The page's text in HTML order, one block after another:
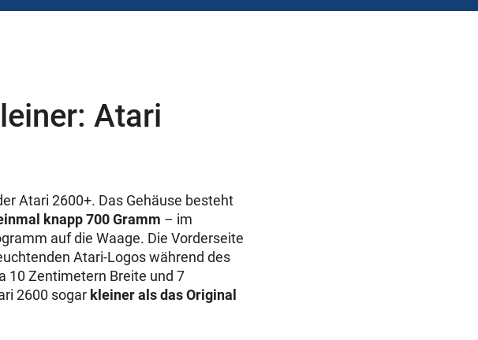
Atari
Atari 2600+. Das Gehäuse besteht
knapp 700 Gramm – im
auf die Waage. Die Vorderseite
Atari-Logos während des
10 Zentimetern Breite und 7
2600 sogar kleiner als das Original